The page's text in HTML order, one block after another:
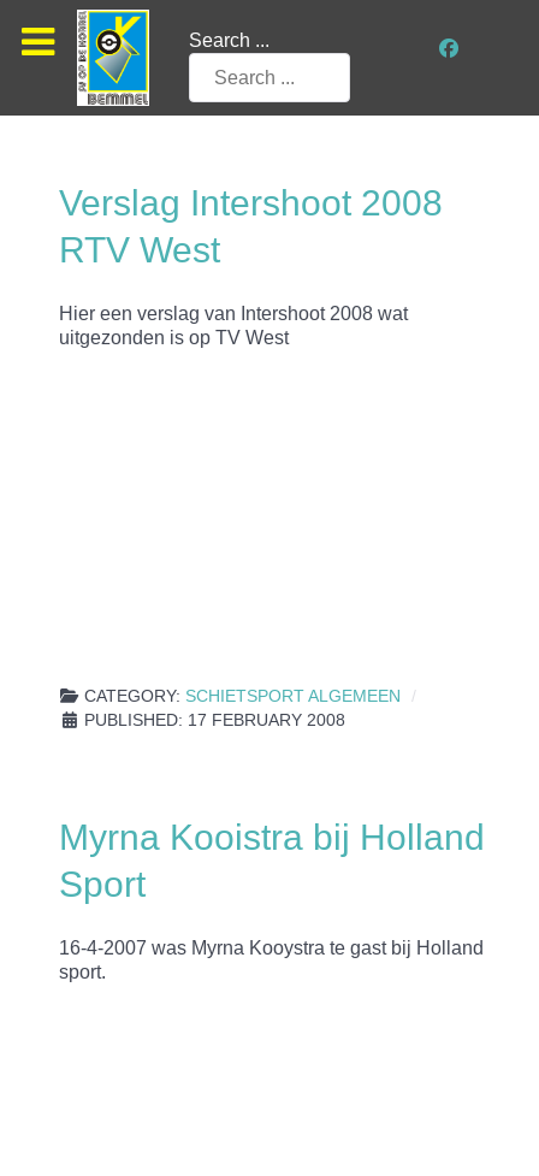
Search ...
Verslag Intershoot 2008
RTV West
Hier een verslag van Intershoot 2008 wat
uitgezonden is op TV West
CATEGORY: SCHIETSPORT ALGEMEEN
PUBLISHED: 17 FEBRUARY 2008
Myrna Kooistra bij Holland
Sport
16-4-2007 was Myrna Kooystra te gast bij Holland
sport.